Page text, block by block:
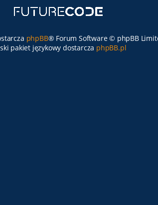
phpBB® Forum Software © phpBB
pakiet językowy dostarcza phpBB.pl